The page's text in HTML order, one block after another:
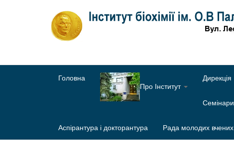
Головна
Про Інститут
Дирекція
Семінари
Аспірантура і докторантура Рада молодих вчених